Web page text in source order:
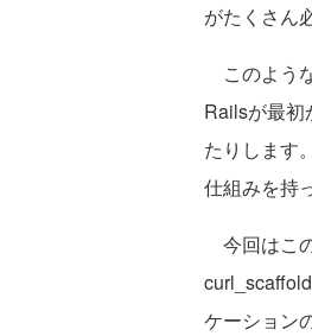
がたくさん
このよう
Railsが最初
たりします
仕組みを持
今回はこ
ケーション